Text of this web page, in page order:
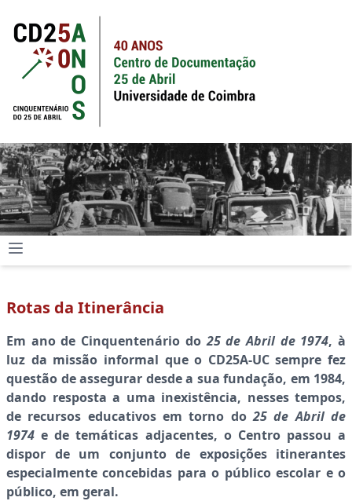
Rotas da Itinerância
Em ano de Cinquentenário do25 de Abril de 1974, à
luz da missão informal que o CD25A-UC sempre fez
questão de assegurar desde a sua fundação, em 1984,
dando resposta a uma inexistência, nesses tempos,
de recursos educativos em torno do25 de Abril de
1974 e de temáticas adjacentes, o Centro passou a
dispor de um conjunto de exposições itinerantes
especialmente concebidas para o público escolar e o
público, em geral.